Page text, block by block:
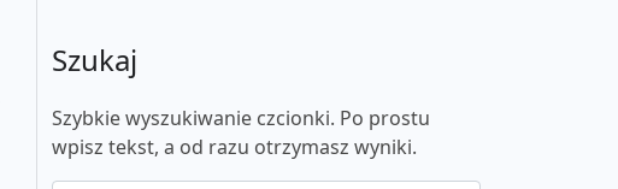
Szukaj
Szybkie wyszukiwanie czcionki. Po prostu
wpisz tekst, a od razu otrzymasz wyniki.